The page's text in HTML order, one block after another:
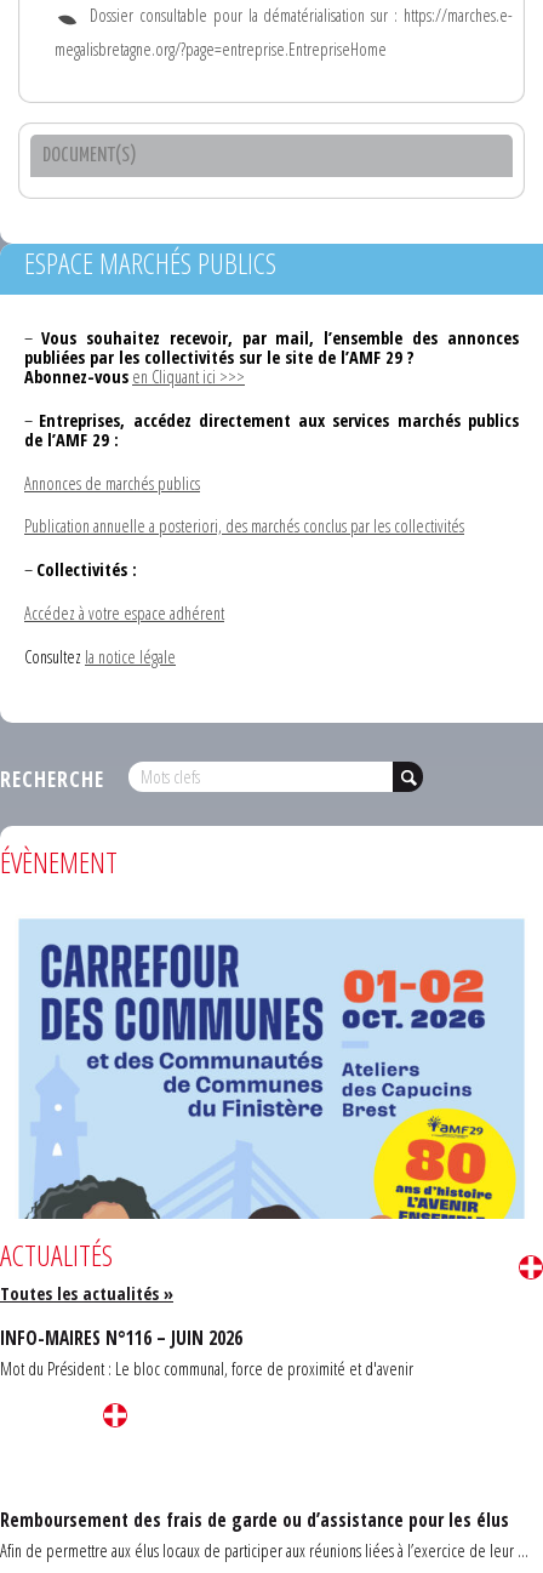
Dossier consultable pour la dématérialisation sur : https://marches.e-
megalisbretagne.org/?page=entreprise.EntrepriseHome
DOCUMENT(S)
ESPACE MARCHÉS PUBLICS
– Vous souhaitez recevoir, par mail, l’ensemble des annonces
publiées par les collectivités sur le site de l’AMF 29 ?
Abonnez-vous en Cliquant ici >>>
– Entreprises, accédez directement aux services marchés publics
de l’AMF 29 :
Annonces de marchés publics
Publication annuelle a posteriori, des marchés conclus par les collectivités
– Collectivités :
Accédez à votre espace adhérent
Consultez la notice légale
RECHERCHE
ÉVÈNEMENT
ACTUALITÉS
Toutes les actualités »
INFO-MAIRES N°116 – JUIN 2026
Mot du Président : Le bloc communal, force de proximité et d'avenir
Remboursement des frais de garde ou d’assistance pour les élus
Afin de permettre aux élus locaux de participer aux réunions liées à l’exercice de leur ...